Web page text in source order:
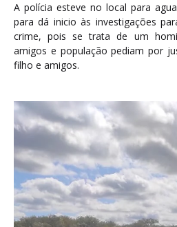
A polícia esteve no local para
para dá inicio às investigações
crime, pois se trata de um
amigos e população pediam por
filho e amigos.